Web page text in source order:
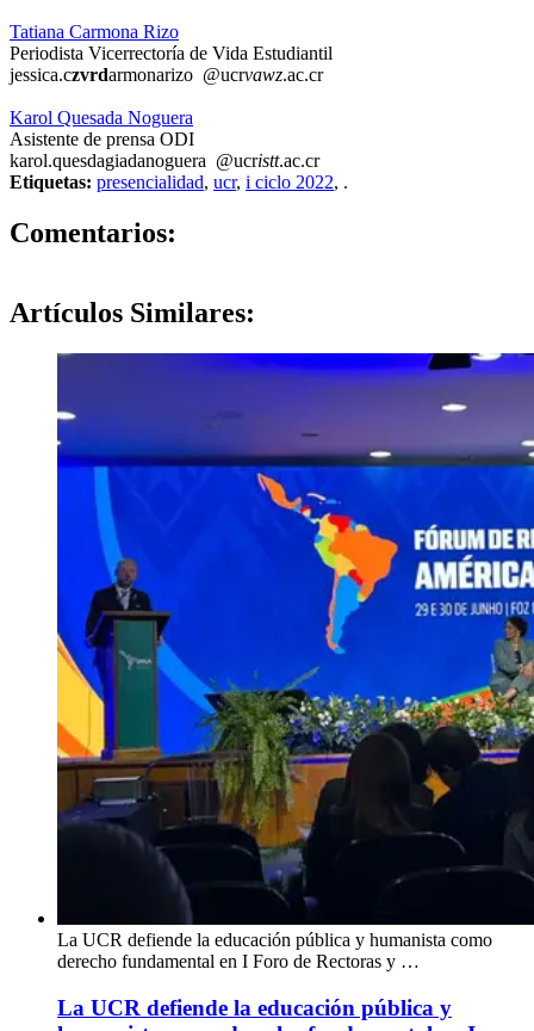
Tatiana Carmona Rizo
Periodista Vicerrectoría de Vida Estudiantil
jessica.czvrdarmonarizo @ucrvawz.ac.cr
Karol Quesada Noguera
Asistente de prensa ODI
karol.quesdagiadanoguera @ucristt.ac.cr
Etiquetas: presencialidad, ucr, i ciclo 2022, .
Comentarios:
Artículos Similares:
La UCR defiende la educación pública y humanista como
derecho fundamental en I Foro de Rectoras y …
La UCR defiende la educación pública y